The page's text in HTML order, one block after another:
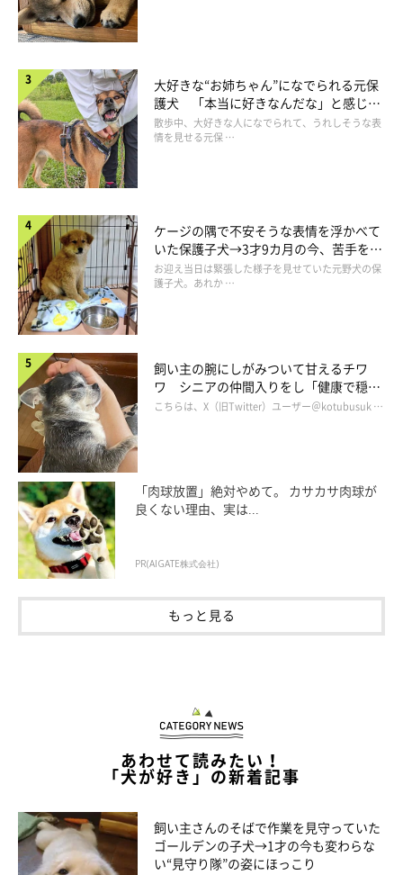
大好きな“お姉ちゃん”になでられる元保
護犬 「本当に好きなんだな」と感じる
表情にほっこり
散歩中、大好きな人になでられて、うれしそうな表
情を見せる元保 …
ケージの隅で不安そうな表情を浮かべて
いた保護子犬→3才9カ月の今、苦手を克
服し頼もしいコに成長！
お迎え当日は緊張した様子を見せていた元野犬の保
護子犬。あれか …
飼い主の腕にしがみついて甘えるチワ
ワ シニアの仲間入りをし「健康で穏や
かな暮らしが続いてほしい」と願う
こちらは、X（旧Twitter）ユーザー＠kotubusuk …
「肉球放置」絶対やめて。 カサカサ肉球が
良くない理由、実は...
PR(AIGATE株式会社)
もっと見る
あわせて読みたい！
「犬が好き」の新着記事
飼い主さんのそばで作業を見守っていた
ゴールデンの子犬→1才の今も変わらな
い“見守り隊”の姿にほっこり